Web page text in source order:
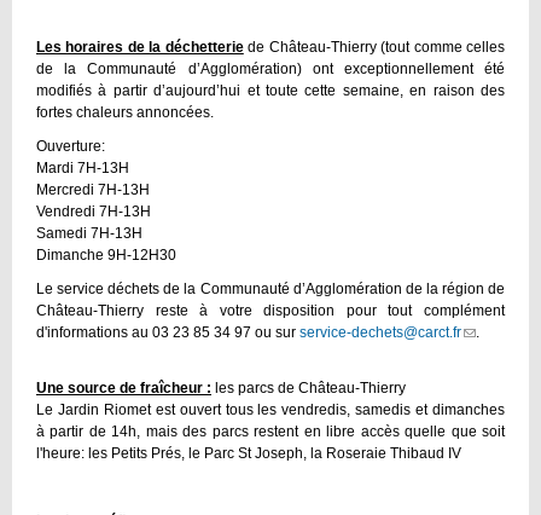
Les horaires de la déchetteriede Château-Thierry (tout comme celles
de la Communauté d’Agglomération) ont exceptionnellement été
modifiés à partir d’aujourd’hui et toute cette semaine, en raison des
fortes chaleurs annoncées.
Ouverture:
Mardi 7H-13H
Mercredi 7H-13H
Vendredi 7H-13H
Samedi 7H-13H
Dimanche 9H-12H30
Le service déchets de la Communauté d’Agglomération de la région de
Château-Thierry reste à votre disposition pour tout complément
d'informations au 03 23 85 34 97 ou sur service-dechets@carct.fr(link
Une source de fraîcheur : les parcs de Château-Thierry
Le Jardin Riomet est ouvert tous les vendredis, samedis et dimanches
à partir de 14h, mais des parcs restent en libre accès quelle que soit
l'heure: les Petits Prés, le Parc St Joseph, la Roseraie Thibaud IV